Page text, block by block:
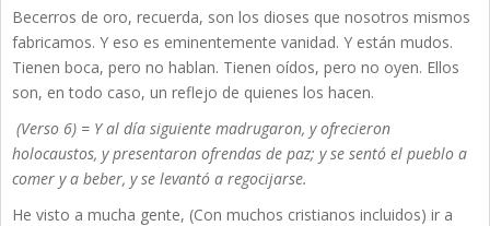
Becerros de oro, recuerda, son los dioses que nosotros mismos
fabricamos. Y eso es eminentemente vanidad. Y están mudos.
Tienen boca, pero no hablan. Tienen oídos, pero no oyen. Ellos
son, en todo caso, un reflejo de quienes los hacen.
(Verso 6) = Y al día siguiente madrugaron, y ofrecieron
holocaustos, y presentaron ofrendas de paz; y se sentó el pueblo a
comer y a beber, y se levantó a regocijarse.
He visto a mucha gente, (Con muchos cristianos incluidos) ir a